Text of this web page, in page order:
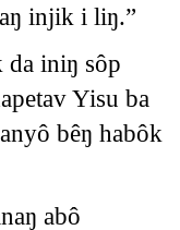
injik i liŋ.”
da iniŋ sôp
Yisu ba
bêŋ habôk
abô